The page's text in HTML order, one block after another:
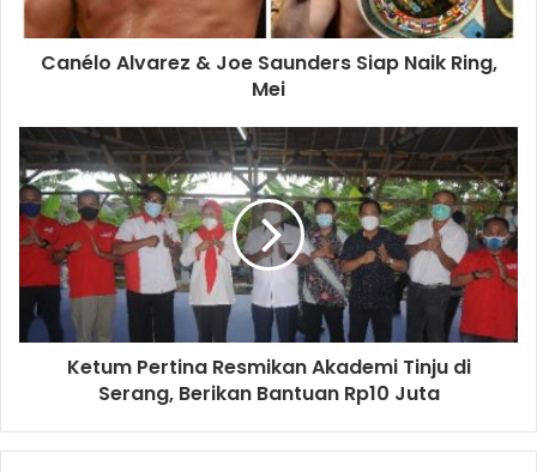
Canélo Alvarez & Joe Saunders Siap Naik Ring,
Mei
Ketum Pertina Resmikan Akademi Tinju di
Serang, Berikan Bantuan Rp10 Juta